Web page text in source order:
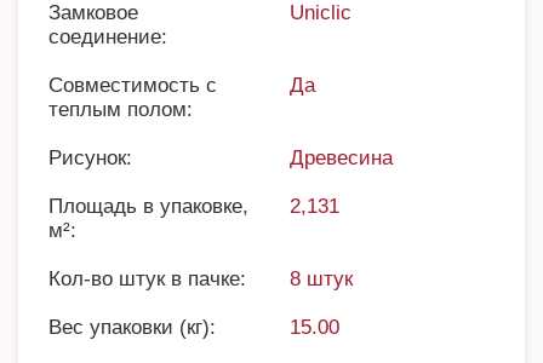
Замковое
соединение:
Uniclic
Совместимость с
теплым полом:
Да
Рисунок: Древесина
Площадь в упаковке,
м²:
2,131
Кол-во штук в пачке: 8 штук
Вес упаковки (кг): 15.00